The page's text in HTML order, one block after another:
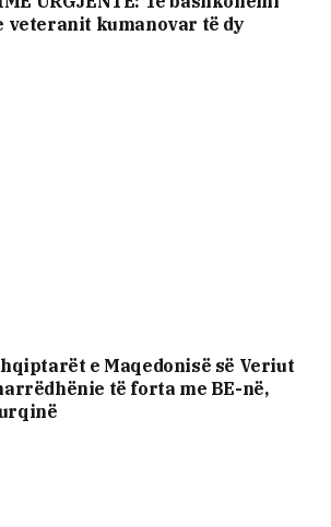
veteranit kumanovar të dy
e Maqedonisë së Veriut
të forta me BE-në,